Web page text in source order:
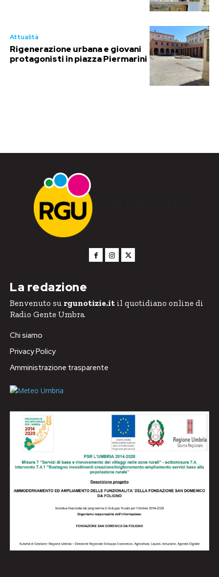
Attualità
Rigenerazione urbana e giovani
protagonisti in piazza Piermarini
RGU Notizie
La redazione
Benvenuto su rgunotizie.it il quotidiano online di
Radio Gente Umbra.
Chi siamo
Privacy Policy
Amministrazione trasparente